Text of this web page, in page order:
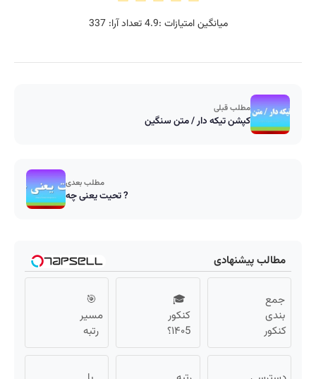
میانگین امتیازات :4.9تعداد آرا:337
مطلب قبلی
کپشن تیکه دار / متن سنگین
مطلب بعدی
تحیت یعنی چه ?
مطالب پیشنهادی
جمع
بندی
کنکور
با ماز
🎓
کنکور
۱۴۰5؟
ماز
🎯
مسیر
رتبه
برتری